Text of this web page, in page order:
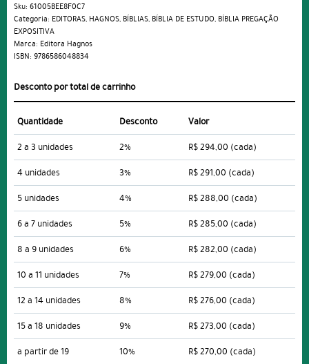
Sku: 61005BEE8F0C7
Categoria: EDITORAS, HAGNOS, BÍBLIAS, BÍBLIA DE ESTUDO, BÍBLIA PREGAÇÃO
EXPOSITIVA
Marca: Editora Hagnos
ISBN: 9786586048834
Desconto por total de carrinho
Quantidade Desconto
Valor
2 a 3 unidades
2% R$ 294,00 (cada)
4 unidades
3% R$ 291,00 (cada)
5 unidades
4% R$ 288,00 (cada)
6 a 7 unidades
5% R$ 285,00 (cada)
8 a 9 unidades
6% R$ 282,00 (cada)
10 a 11 unidades
7% R$ 279,00 (cada)
12 a 14 unidades
8% R$ 276,00 (cada)
15 a 18 unidades
9% R$ 273,00 (cada)
a partir de 19
10% R$ 270,00 (cada)